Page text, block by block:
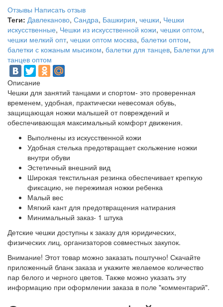
Отзывы Написать отзыв
Теги: Давлеканово, Сандра, Башкирия, чешки, Чешки
искусственные, Чешки из искусственной кожи, чешки оптом,
чешки мелкий опт, чешки оптом москва, балетки оптом,
балетки с кожаным мысиком, балетки для танцев, Балетки для
танцев оптом
Описание
Чешки для занятий танцами и спортом- это проверенная
временем, удобная, практически невесомая обувь,
защищающая ножки малышей от повреждений и
обеспечивающая максимальный комфорт движения.
Выполнены из искусственной кожи
Удобная стелька предотвращает скольжение ножки
внутри обуви
Эстетичный внешний вид
Широкая текстильная резинка обеспечивает крепкую
фиксацию, не пережимая ножки ребенка
Малый вес
Мягкий кант для предотвращения натирания
Минимальный заказ- 1 штука
Детские чешки доступны к заказу для юридических,
физических лиц, организаторов совместных закупок.
Внимание! Этот товар можно заказать поштучно! Скачайте
приложенный бланк заказа и укажите желаемое количество
пар белого и черного цветов. Также можно указать эту
информацию при оформлении заказа в поле "комментарий".